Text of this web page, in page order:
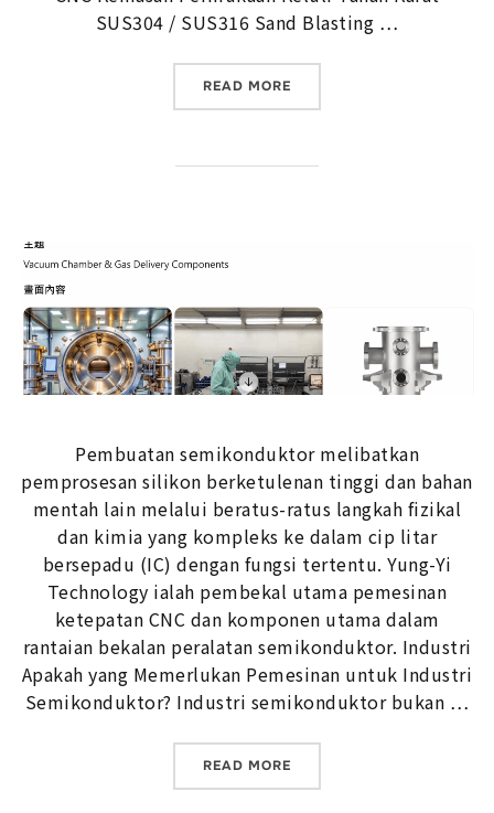
SUS304 / SUS316 Sand Blasting …
READ MORE
Pembuatan semikonduktor melibatkan
pemprosesan silikon berketulenan tinggi dan bahan
mentah lain melalui beratus-ratus langkah fizikal
dan kimia yang kompleks ke dalam cip litar
bersepadu (IC) dengan fungsi tertentu. Yung-Yi
Technology ialah pembekal utama pemesinan
ketepatan CNC dan komponen utama dalam
rantaian bekalan peralatan semikonduktor. Industri
Apakah yang Memerlukan Pemesinan untuk Industri
Semikonduktor? Industri semikonduktor bukan …
READ MORE